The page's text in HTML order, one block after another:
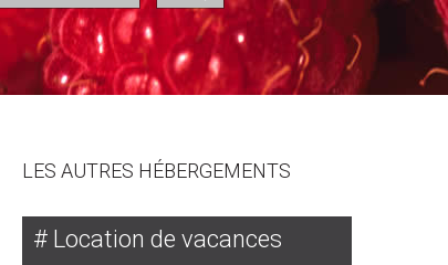
LES AUTRES HÉBERGEMENTS
Location de vacances